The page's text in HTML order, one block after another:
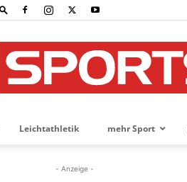
Leichtathletik mehr Sport
- Anzeige -